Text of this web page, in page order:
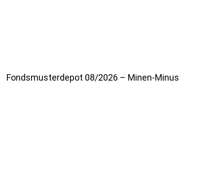
Fondsmusterdepot 08/2026 – Minen-Minus